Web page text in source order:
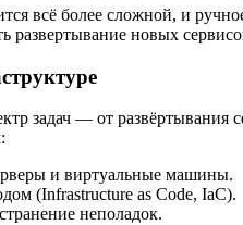
всё более сложной, и
развертывание новых
задач — от развёртывания
и виртуальные машины.
(Infrastructure as Code, IaC).
неполадок.